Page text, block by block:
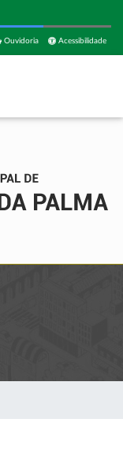
Acessibilidade
Ouvidoria